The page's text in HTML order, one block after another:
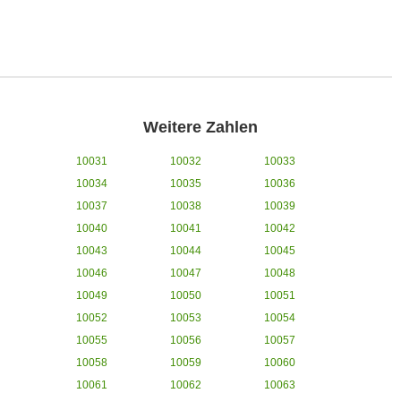
Weitere Zahlen
10031 10032
10033
10034
10035
10036
10037
10038
10039
10040
10041
10042
10043
10044
10045
10046
10047
10048
10049
10050
10051
10052
10053
10054
10055
10056
10057
10058
10059
10060
10061
10062
10063